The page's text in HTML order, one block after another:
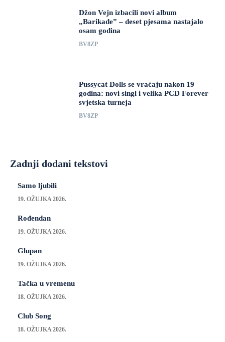
Džon Vejn izbacili novi album
„Barikade” – deset pjesama nastajalo
osam godina
BV8ZP
Pussycat Dolls se vraćaju nakon 19
godina: novi singl i velika PCD Forever
svjetska turneja
BV8ZP
Zadnji dodani tekstovi
Samo ljubili
19. OŽUJKA 2026.
Rođendan
19. OŽUJKA 2026.
Glupan
19. OŽUJKA 2026.
Tačka u vremenu
18. OŽUJKA 2026.
Club Song
18. OŽUJKA 2026.